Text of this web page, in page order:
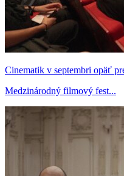
Cinematik v septembri opäť
Medzinárodný filmový fest...